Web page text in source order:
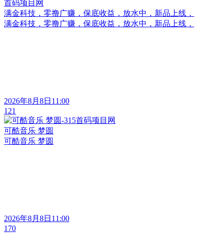
满金科技，零撸广赚，保底收益，放水中，新品上线，
满金科技，零撸广赚，保底收益，放水中，新品上线，
2026年8月8日11:00
121
可酷音乐 梦圆
可酷音乐 梦圆
2026年8月8日11:00
170